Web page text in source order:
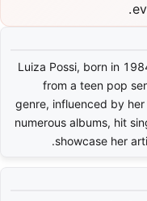
Luiza Possi, born in
from a teen pop
genre, influenced by
numerous albums, hit
showcase her